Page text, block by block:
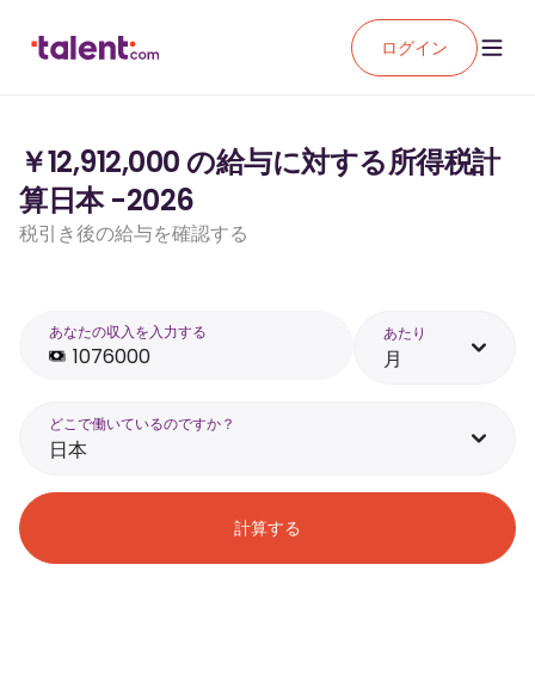
ログイン
￥12,912,000 の給与に対する所得税計
算日本 -2026
税引き後の給与を確認する
あなたの収入を入力する あたり
月
どこで働いているのですか？
日本
計算する